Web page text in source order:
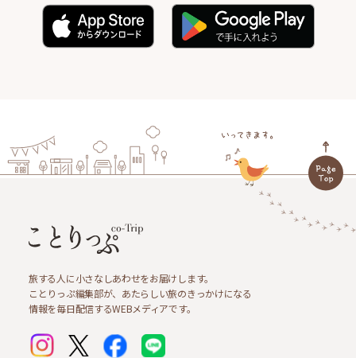
旅する人に小さなしあわせをお届けします。
ことりっぷ編集部が、あたらしい旅のきっかけになる
情報を毎日配信するWEBメディアです。